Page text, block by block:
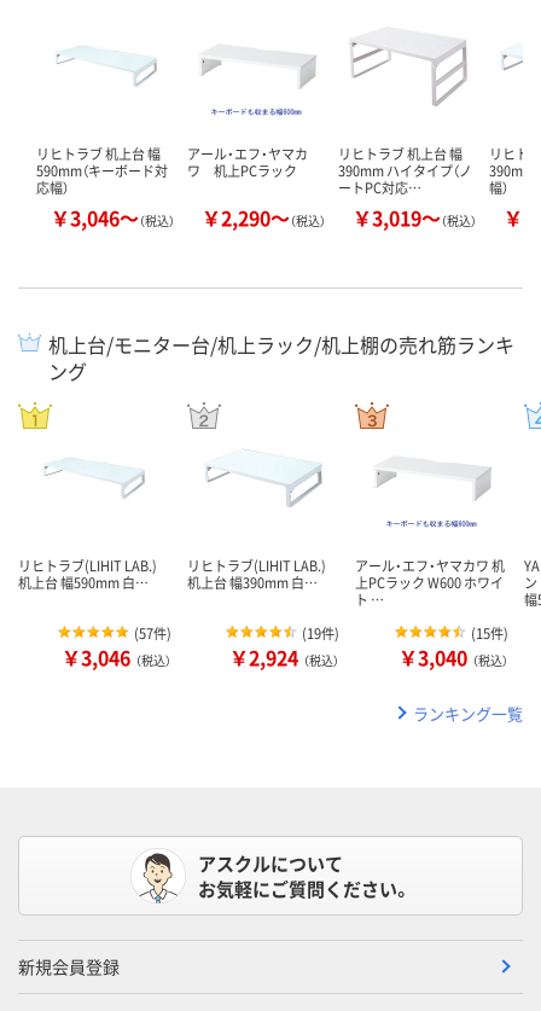
リヒトラブ 机上台 幅
590mm（キーボード対
応幅）
￥3,046～（税込）
アール・エフ・ヤマカ
ワ 机上PCラック
￥2,290～（税込）
リヒトラブ 机上台 幅
390mm ハイタイプ（ノ
ートPC対応…
￥3,019～（税込）
リヒト
390mm
幅）
￥
机上台/モニター台/机上ラック/机上棚の売れ筋ランキ
ング
リヒトラブ(LIHIT LAB.)
机上台 幅590mm 白…
(57件)
￥3,046 （税込）
リヒトラブ(LIHIT LAB.)
机上台 幅390mm 白…
(19件)
￥2,924 （税込）
アール・エフ・ヤマカワ 机
上PCラック W600 ホワイ
ト …
(15件)
￥3,040 （税込）
ランキング一覧
アスクルについて
お気軽にご質問ください。
新規会員登録